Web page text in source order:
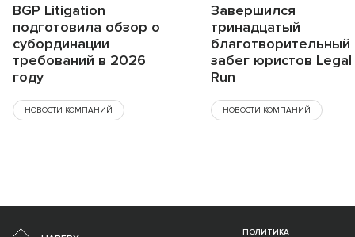
BGP Litigation
подготовила обзор о
субординации
требований в 2026
году
НОВОСТИ КОМПАНИЙ
Завершился
тринадцатый
благотворительный
забег юристов Legal
Run
НОВОСТИ КОМПАНИЙ
ПОЛИТИКА